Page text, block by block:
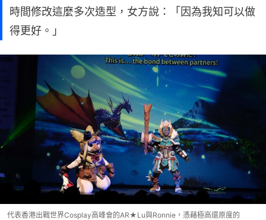
時間修改這麼多次造型，女方說：「因為我知可以做
得更好。」
代表香港出戰世界Cosplay高峰會的AR★Lu與Ronnie，憑藉極高還原度的